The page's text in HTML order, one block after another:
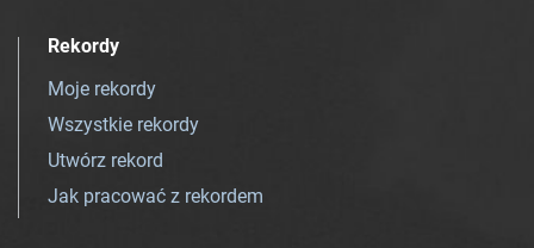
Rekordy
Moje rekordy
Wszystkie rekordy
Utwórz rekord
Jak pracować z rekordem